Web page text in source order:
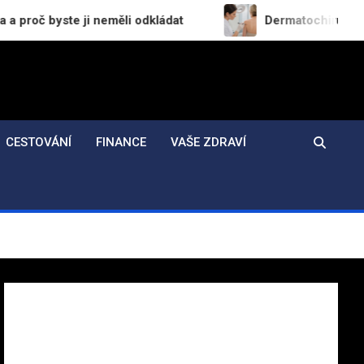
neměli odkládat Dermatochirurgie v praxi: Jak
CESTOVÁNÍ FINANCE VAŠE ZDRAVÍ